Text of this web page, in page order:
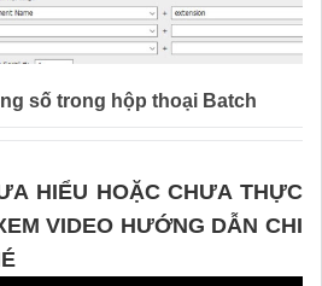
số trong hộp thoại Batch
HIỂU HOẶC CHƯA THỰC
VIDEO HƯỚNG DẪN CHI